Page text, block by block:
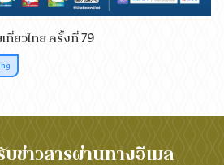
– 23 สิงหาคม 2569 นี้ เวลา
ย์การประชุมแห่งชาติสิริกิติ์ ฮอลล์ LG
ที่ยวไทย ครั้งที่ 79
บข่าวสารผ่านทางอีเมล